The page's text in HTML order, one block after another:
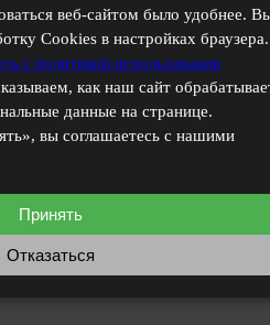
квартиры
веб-сайтом было удобнее.
Cookies в настройках браузера.
с политикой использования
как наш сайт
данные на странице.
вы соглашаетесь с нашими
Принять
Отказаться